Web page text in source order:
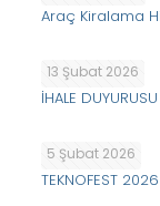
Araç Kiralama
13 Şubat 2026
İHALE DUYURUSU
5 Şubat 2026
TEKNOFEST